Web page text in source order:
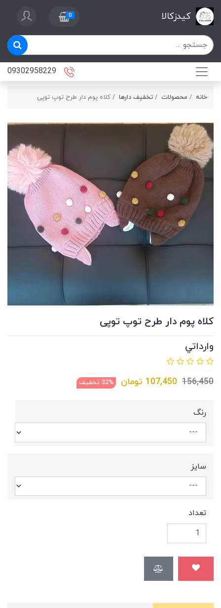
کیدزکالا 0
خانه محصولات تخفیف دارها کلاه پوم دار طرح توپ توپی
کلاه پوم دار طرح توپ توپی
وارداتي
156,450
107,450 تومان 32% تخفیف
رنگ
سایز
تعداد